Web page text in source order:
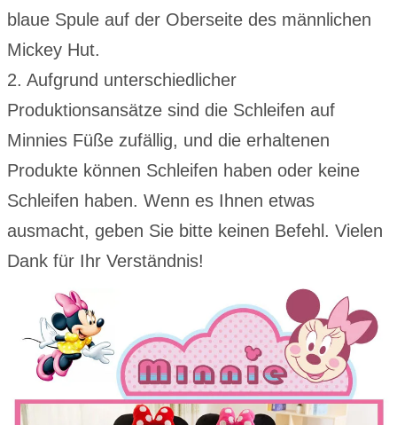
blaue Spule auf der Oberseite des männlichen
Mickey Hut.
2. Aufgrund unterschiedlicher
Produktionsansätze sind die Schleifen auf
Minnies Füße zufällig, und die erhaltenen
Produkte können Schleifen haben oder keine
Schleifen haben. Wenn es Ihnen etwas
ausmacht, geben Sie bitte keinen Befehl. Vielen
Dank für Ihr Verständnis!